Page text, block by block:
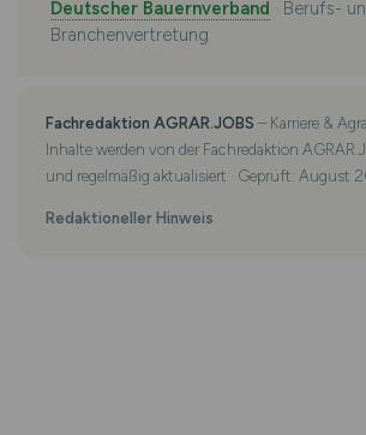
Deutscher Bauernverband · Berufs-
Branchenvertretung
Fachredaktion AGRAR.JOBS – Karriere &
Inhalte werden von der Fachredaktion
und regelmäßig aktualisiert · Geprüft: August
Redaktioneller Hinweis